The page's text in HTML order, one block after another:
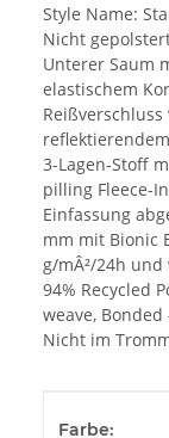
Style Name:
Nicht
Unterer Saum
elastischem
3-Lagen-Stoff
pilling Fleece-
Einfassung
mm mit Bionic
g/mÂ²/24h
94% Recycled
weave, Bonded
Nicht im
Farbe: